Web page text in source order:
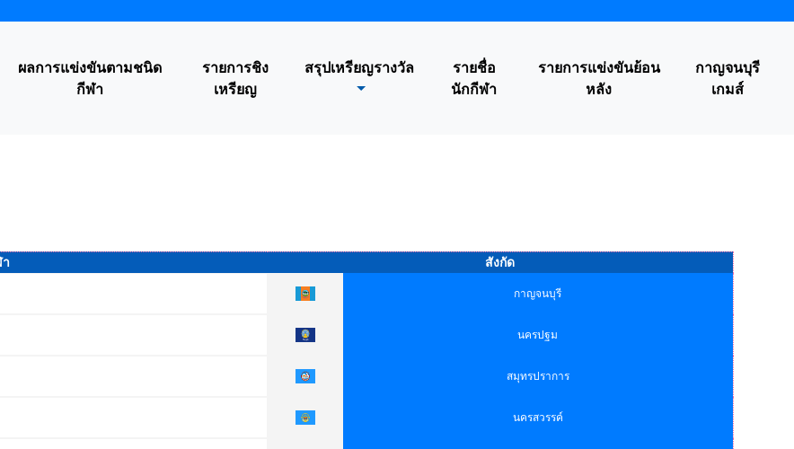
ผลการแข่งขันตามชนิด
กีฬา
รายการชิง
เหรียญ
สรุปเหรียญรางวัล
รายชื่อ
นักกีฬา
รายการแข่งขันย้อน
หลัง
กาญจนบุรี
เกมส์
สังกัด
กาญจนบุรี
นครปฐม
สมุทรปราการ
นครสวรรค์